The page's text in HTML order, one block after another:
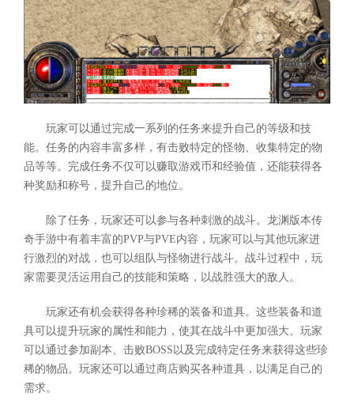
玩家可以通过完成一系列的任务来提升自己的等级和技
能。任务的内容丰富多样，有击败特定的怪物、收集特定的物
品等等。完成任务不仅可以赚取游戏币和经验值，还能获得各
种奖励和称号，提升自己的地位。
除了任务，玩家还可以参与各种刺激的战斗。龙渊版本传
奇手游中有着丰富的PVP与PVE内容，玩家可以与其他玩家进
行激烈的对战，也可以组队与怪物进行战斗。战斗过程中，玩
家需要灵活运用自己的技能和策略，以战胜强大的敌人。
玩家还有机会获得各种珍稀的装备和道具。这些装备和道
具可以提升玩家的属性和能力，使其在战斗中更加强大。玩家
可以通过参加副本、击败BOSS以及完成特定任务来获得这些珍
稀的物品。玩家还可以通过商店购买各种道具，以满足自己的
需求。